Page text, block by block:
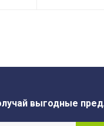
выгодные